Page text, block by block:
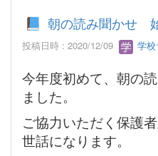
朝の読み聞かせ
投稿日時 : 2020/12/09 学
今年度初めて、朝の
ました。
ご協力いただく保護
世話になります。